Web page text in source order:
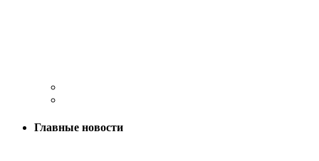
Главные новости